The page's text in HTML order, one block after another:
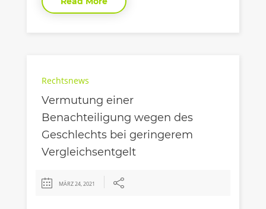
Rechtsnews
Vermutung einer
Benachteiligung wegen des
Geschlechts bei geringerem
Vergleichsentgelt
MÄRZ 24, 2021